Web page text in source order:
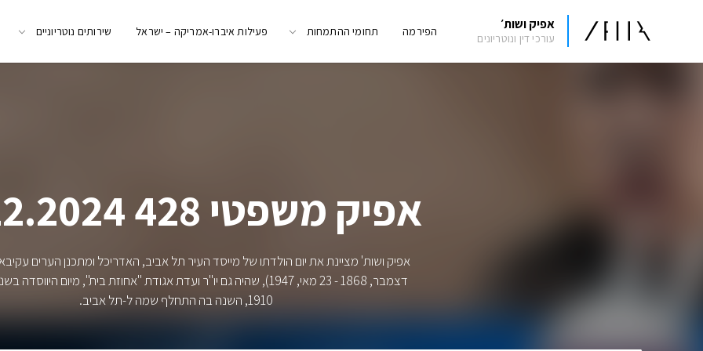
אפיק ושות׳
עורכי דין ונוטריונים הפירמה תחומי ההתמחות פעילות איברו-אמריקה – ישראל שירותים נוטריוניים
אפיק משפטי 428 11.12.2024
1910, השנה בה התחלף שמה ל-תל אביב.